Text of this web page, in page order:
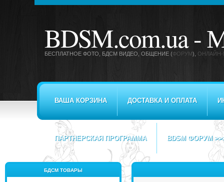
BDSM.com.ua -
БЕСПЛАТНОЕ ФОТО, БДСМ ВИДЕО , ОБЩЕНИЕ (ФОРУМ), ОНЛАЙН-
ВАША КОРЗИНА ДОСТАВКА И ОПЛАТА
ПАРТНЕРСКАЯ ПРОГРАММА BDSM ФОРУМ
БДСМ ТОВАРЫ